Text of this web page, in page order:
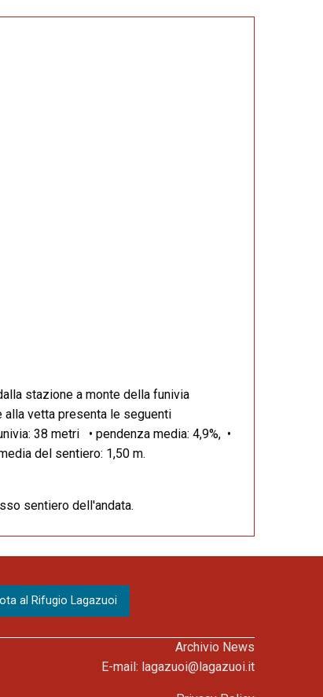
stazione a monte della funivia
vetta presenta le seguenti
38 metri • pendenza media: 4,9%, •
del sentiero: 1,50 m.
sentiero dell'andata.
Archivio News
E-mail: lagazuoi@lagazuoi.it